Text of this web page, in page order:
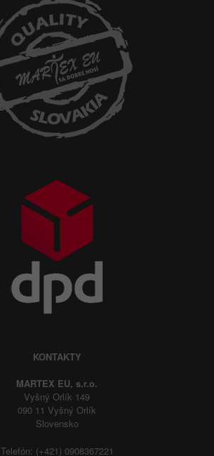
KONTAKTY
MARTEX EU, s.r.o.
Vyšný Orlík 149
090 11 Vyšný Orlík
Slovensko
Telefón: (+421) 0908367221